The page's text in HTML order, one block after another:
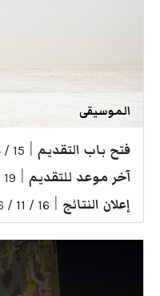
الموسيقى
فتح باب التقديم 15 / 4 / 2026
آخر موعد للتقديم 19 / 6 / 2026
إعلان النتائج 16 / 11 / 2026